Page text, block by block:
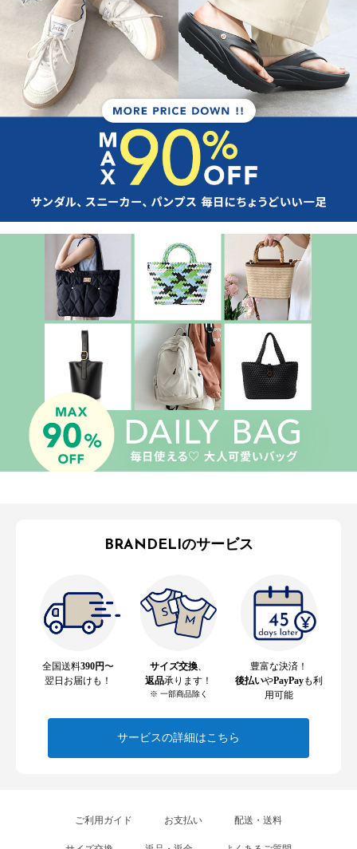
BRANDELIのサービス
全国送料390円〜
翌日お届けも！
サイズ交換、
返品承ります！
※ 一部商品除く
豊富な決済！
後払いやPayPayも利
用可能
サービスの詳細はこちら
ご利用ガイド お支払い 配送・送料